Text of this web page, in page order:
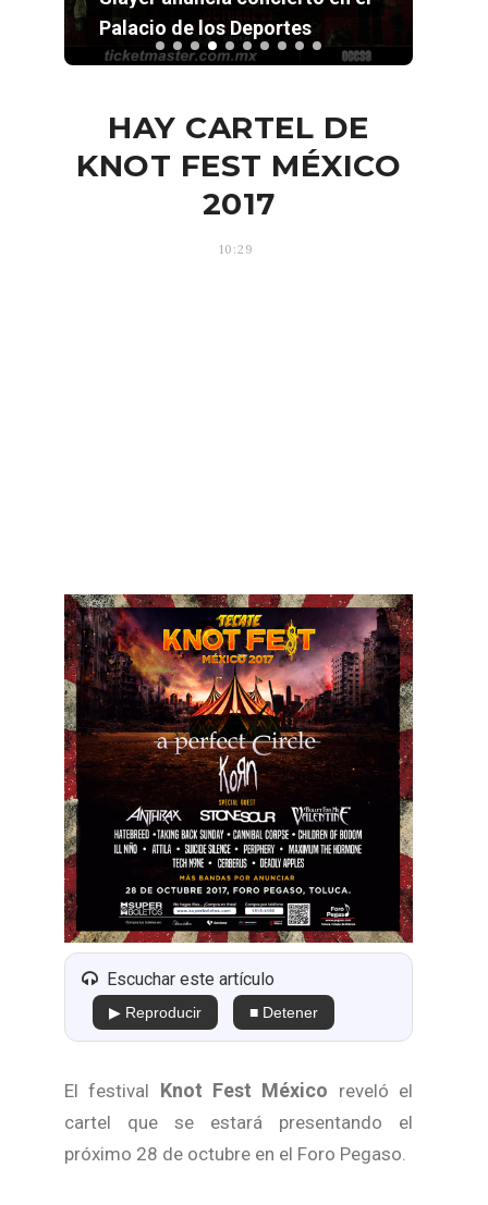
Palacio de los Deportes
HAY CARTEL DE
KNOT FEST MÉXICO
2017
10:29
Escuchar este artículo
▶ Reproducir ■ Detener
El festival Knot Fest México reveló el
cartel que se estará presentando el
próximo 28 de octubre en el Foro Pegaso.